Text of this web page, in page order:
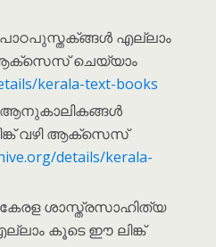
എല്ലാം
ആക്സെസ് ചെയ്യാം
kerala-text-books
ആനുകാലികങ്ങൾ
വഴി ആക്സെസ്
details/kerala-
ശാസ്ത്രസാഹിത്യ
കൂടെ ഈ ലിങ്ക്